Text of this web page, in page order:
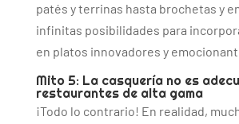
patés y terrinas hasta brochetas y
infinitas posibilidades para
en platos innovadores y
Mito 5: La casquería no es
restaurantes de alta gama
¡Todo lo contrario! En realidad,